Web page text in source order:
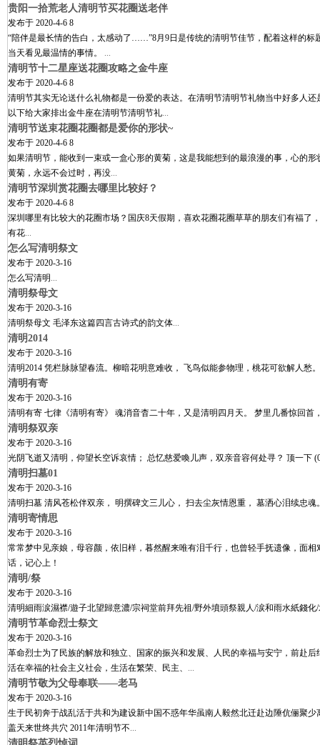
贵阳一拾荒老人清明节买花圈送老伴
发布于 2020-4-6 8
“陪伴是最长情的告白，太感动了……”8月9日是传统的清明节佳节，配着这样的
当天看见最温情的事情。 ...
清明节十二星座送花圈攻略之金牛座
发布于 2020-4-6 8
清明节其实无论送什么礼物都是一份爱的表达。在清明节清明节礼物当中好多人
以下给大家排出金牛座在清明节清明节礼...
清明节送束花圈花圈都是爱你的形状~
发布于 2020-4-6 8
如果清明节，能收到一束或一盒心形的黄菊，这是我能想到的最浪漫的事，心的
黄菊，永远不会过时，再没...
清明节深圳赏花圈去哪里比较好？
发布于 2020-4-6 8
深圳哪里有比较大的花圈市场？国庆8天假期，喜欢花圈花圈草草的朋友们有福
有花...
怎么写清明祭文
发布于 2020-3-16
怎么写清明 ...
清明祭母文
发布于 2020-3-16
清明祭母文 毛泽东这篇四言古诗式的韵文体...
清明2014
发布于 2020-3-16
清明2014 凭栏脉脉望春流。柳暗花明意难收， 飞鸟似能参物理，桃花可欲解人
清明有寄
发布于 2020-3-16
清明有寄 七律《清明有寄》 魂消音杳二十年，又是清明四月天。 梦里几番惊回
清明祭双亲
发布于 2020-3-16
光阴飞逝又清明，仰望长空诉哀情； 总忆慈爱喚儿声，双亲音容何处寻？ 顶一下
清明扫墓01
发布于 2020-3-16
清明扫墓 清风苍松伴双亲， 明撰碑文三儿心， 扫去尘灰情恩重， 墓洒心泪续忠
清明寄情思
发布于 2020-3-16
常常梦中见亲娘，母容颜，依旧样，暮然醒来唯有泪千行，也曾轻手抚遗像，面
话，记心上！
清明/祭
发布于 2020-3-16
清明細雨涙濕襟/遊子北望歸意濃/宗祠堂前拜先祖/野外墳頭祭親人/涙和雨水紙錢
清明节革命烈士祭文
发布于 2020-3-16
革命烈士为了民族的解放和独立、国家的振兴和发展、人民的幸福与安宁，前赴
活在幸福的社会主义社会，生活在繁荣、民主、 ...
清明节敬为父母奉联——老马
发布于 2020-3-16
生于民初奔于战乱活于共和为建设新中国不惑年华虽南人毅然北迁赴边陲伉俪聚
盖天来世终共穴 2011年清明节不...